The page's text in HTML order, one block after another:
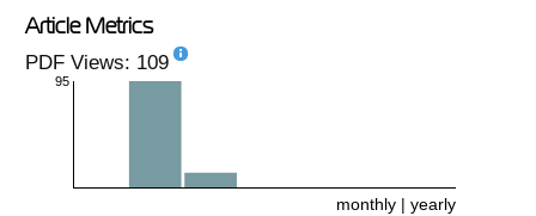
Article Metrics
PDF Views: 109
95
monthly |yearly